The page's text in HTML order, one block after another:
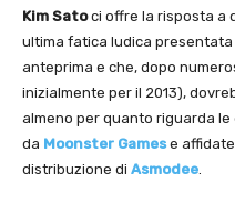
Kim Satoci offre la risposta a
ultima fatica ludica presentata
anteprima e che, dopo
inizialmente per il 2013),
almeno per quanto riguarda
da Moonster Gamese
distribuzione di Asmodee